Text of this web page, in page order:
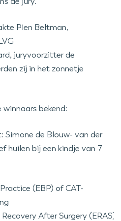
Pien Beltman,
juryvoorzitter de
zij in het zonnetje
bekend:
Simone de Blouw- van der
huilen bij een kindje van 7
(EBP) of CAT-
After Surgery (ERAS)